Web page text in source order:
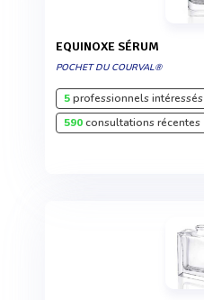
EQUINOXE SÉRUM
POCHET DU COURVAL®
5professionnels intéressés
590consultations récentes